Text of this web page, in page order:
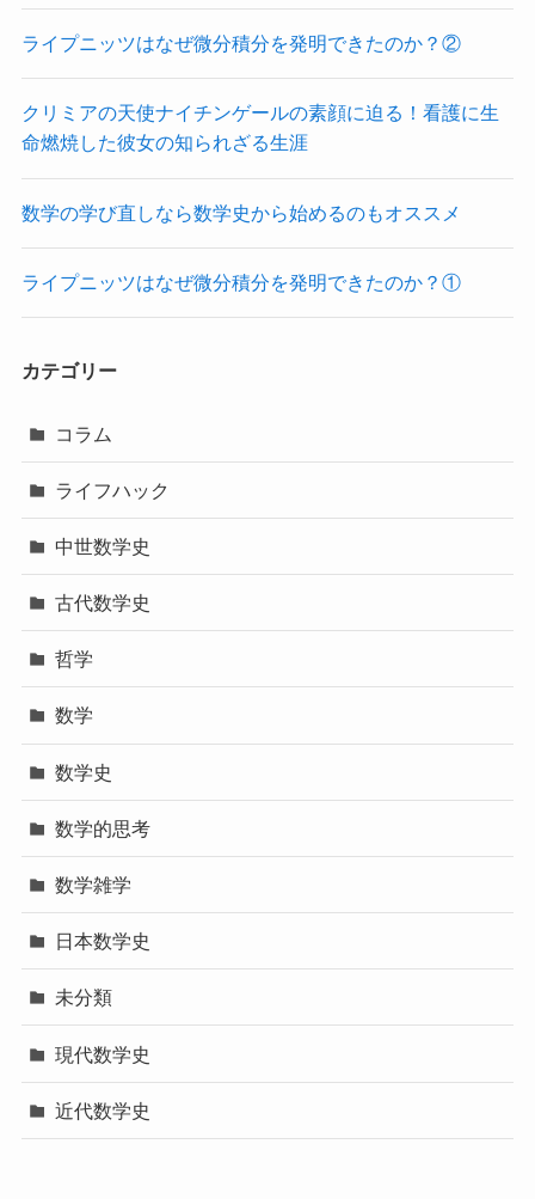
ライプニッツはなぜ微分積分を発明できたのか？②
クリミアの天使ナイチンゲールの素顔に迫る！看護に生
命燃焼した彼女の知られざる生涯
数学の学び直しなら数学史から始めるのもオススメ
ライプニッツはなぜ微分積分を発明できたのか？①
カテゴリー
コラム
ライフハック
中世数学史
古代数学史
哲学
数学
数学史
数学的思考
数学雑学
日本数学史
未分類
現代数学史
近代数学史